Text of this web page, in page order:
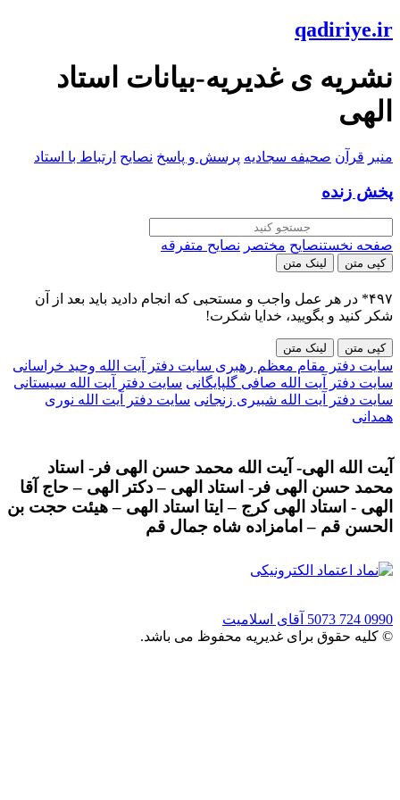
qadiriye.ir
نشریه ی غدیریه-بیانات استاد
الهی
منبر قرآن صحیفه سجادیه پرسش و پاسخ نصایح ارتباط با استاد
پخش زنده
صفحه نخستنصایح مختصر نصایح متفرقه
کپی متن لینک متن
۴۹۷* در هر عمل واجب و مستحبی که انجام دادید باید بعد از آن
شکر کنید و بگویید، خدایا شکرت!
کپی متن لینک متن
سایت دفتر مقام معظم رهبری سایت دفتر آیت الله وحید خراسانی
سایت دفتر آیت الله صافی گلپایگانی سایت دفتر آیت الله سیستانی
سایت دفتر آیت الله شبیری زنجانی سایت دفتر آیت الله نوری
همدانی
آیت الله الهی- آیت الله محمد حسن الهی فر- استاد
محمد حسن الهی فر- استاد الهی – دکتر الهی – حاج آقا
الهی - استاد الهی کرج – ایتا استاد الهی – هیئت حجت بن
الحسن قم – امامزاده شاه جمال قم
0990 724 5073
آقای اسلامیت
© کلیه حقوق برای غدیریه محفوظ می باشد.